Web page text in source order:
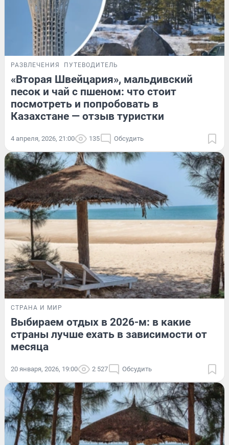
РАЗВЛЕЧЕНИЯ ПУТЕВОДИТЕЛЬ
«Вторая Швейцария», мальдивский
песок и чай с пшеном: что стоит
посмотреть и попробовать в
Казахстане — отзыв туристки
4 апреля, 2026, 21:00 135 Обсудить
СТРАНА И МИР
Выбираем отдых в 2026-м: в какие
страны лучше ехать в зависимости от
месяца
20 января, 2026, 19:00 2 527 Обсудить